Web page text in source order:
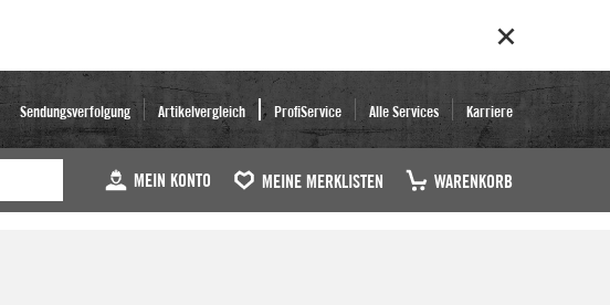
Sendungsverfolgung Artikelvergleich ProfiService Alle Services Karriere
MEIN KONTO MEINE MERKLISTEN WARENKORB